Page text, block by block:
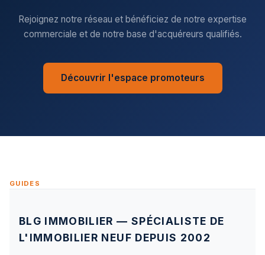
Rejoignez notre réseau et bénéficiez de notre expertise
commerciale et de notre base d'acquéreurs qualifiés.
Découvrir l'espace promoteurs
GUIDES
BLG IMMOBILIER — SPÉCIALISTE DE
L'IMMOBILIER NEUF DEPUIS 2002